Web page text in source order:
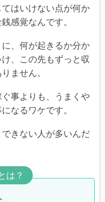
はいけない点が何か
感覚なんです。
、何が起きるか分か
、この先もずっと収
ません。
事よりも、うまくや
なるワケです。
きない人が多いんだ
は？